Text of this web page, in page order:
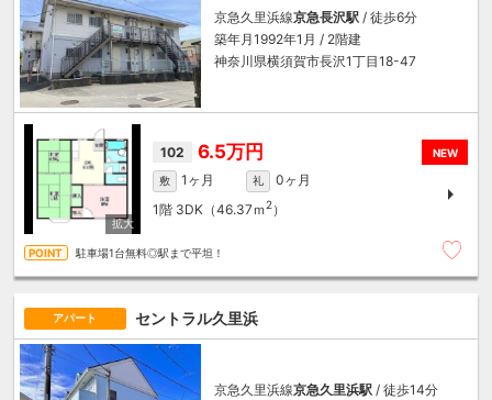
京急久里浜線京急長沢駅 / 徒歩6分
築年月1992年1月 / 2階建
神奈川県横須賀市長沢1丁目18-47
NEW
102 6.5万円
敷 1ヶ月 礼
0ヶ月
1階 3DK（46.37ｍ 2）
駐車場1台無料◎駅まで平坦！
アパート セントラル久里浜
京急久里浜線京急久里浜駅 / 徒歩14分